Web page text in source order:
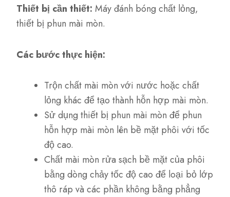
Thiết bị cần thiết: Máy đánh bóng chất lỏng,
thiết bị phun mài mòn.
Các bước thực hiện:
Trộn chất mài mòn với nước hoặc chất
lỏng khác để tạo thành hỗn hợp mài mòn.
Sử dụng thiết bị phun mài mòn để phun
hỗn hợp mài mòn lên bề mặt phôi với tốc
độ cao.
Chất mài mòn rửa sạch bề mặt của phôi
bằng dòng chảy tốc độ cao để loại bỏ lớp
thô ráp và các phần không bằng phẳng